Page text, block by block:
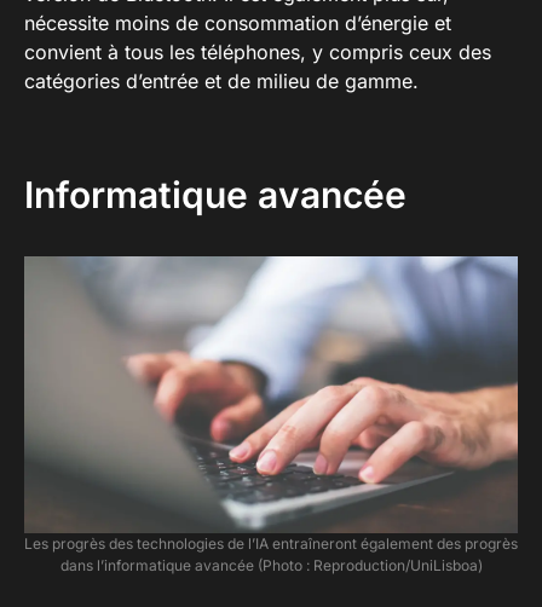
nécessite moins de consommation d’énergie et
convient à tous les téléphones, y compris ceux des
catégories d’entrée et de milieu de gamme.
Informatique avancée
Les progrès des technologies de l’IA entraîneront également des progrès
dans l’informatique avancée (Photo : Reproduction/UniLisboa)